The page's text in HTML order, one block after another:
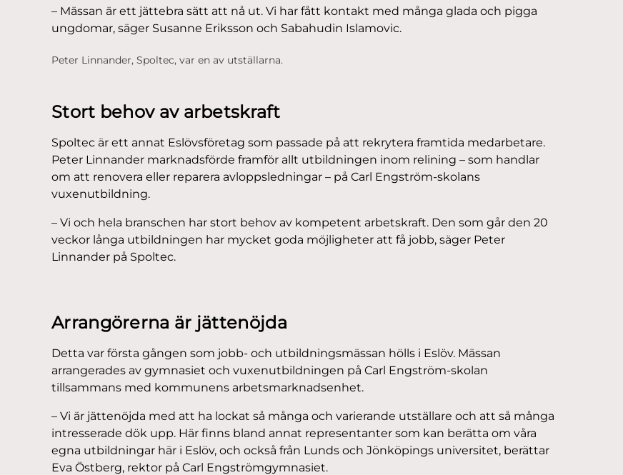
– Mässan är ett jättebra sätt att nå ut. Vi har fått kontakt med många glada och pigga
ungdomar, säger Susanne Eriksson och Sabahudin Islamovic.
Peter Linnander, Spoltec, var en av utställarna.
Stort behov av arbetskraft
Spoltec är ett annat Eslövsföretag som passade på att rekrytera framtida medarbetare.
Peter Linnander marknadsförde framför allt utbildningen inom relining – som handlar
om att renovera eller reparera avloppsledningar – på Carl Engström-skolans
vuxenutbildning.
– Vi och hela branschen har stort behov av kompetent arbetskraft. Den som går den 20
veckor långa utbildningen har mycket goda möjligheter att få jobb, säger Peter
Linnander på Spoltec.
Arrangörerna är jättenöjda
Detta var första gången som jobb- och utbildningsmässan hölls i Eslöv. Mässan
arrangerades av gymnasiet och vuxenutbildningen på Carl Engström-skolan
tillsammans med kommunens arbetsmarknadsenhet.
– Vi är jättenöjda med att ha lockat så många och varierande utställare och att så många
intresserade dök upp. Här finns bland annat representanter som kan berätta om våra
egna utbildningar här i Eslöv, och också från Lunds och Jönköpings universitet, berättar
Eva Östberg, rektor på Carl Engströmgymnasiet.